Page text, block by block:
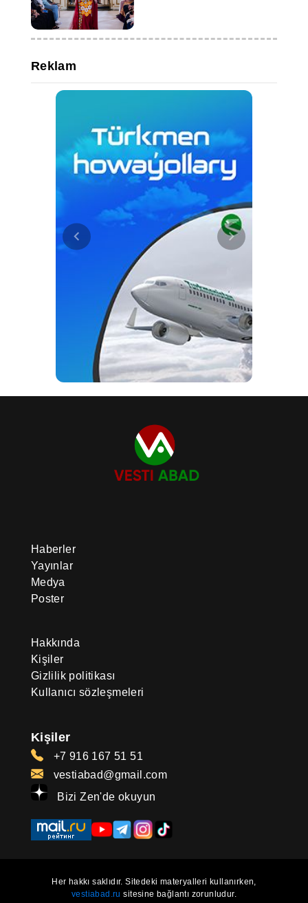
Reklam
Haberler
Yayınlar
Medya
Poster
Hakkında
Kişiler
Gizlilik politikası
Kullanıcı sözleşmeleri
Kişiler
+7 916 167 51 51
vestiabad@gmail.com
Bizi Zen'de okuyun
Her hakkı saklıdır. Sitedeki materyalleri kullanırken,
vestiabad.ru sitesine bağlantı zorunludur.